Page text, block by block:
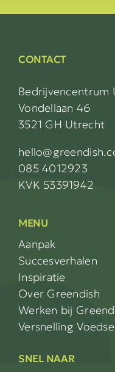
CONTACT
Bedrijvencentrum
Vondellaan 46
3521 GH Utrecht
085 4012923
KVK 53391942
MENU
Aanpak
Succesverhalen
Inspiratie
Over Greendish
Werken bij
Versnelling
SNEL NAAR